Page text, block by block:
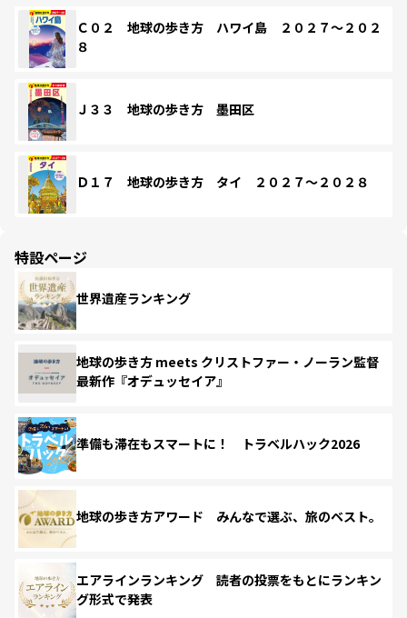
Ｃ０２ 地球の歩き方 ハワイ島 ２０２７～２０２
８
Ｊ３３ 地球の歩き方 墨田区
Ｄ１７ 地球の歩き方 タイ ２０２７～２０２８
特設ページ
世界遺産ランキング
地球の歩き方 meets クリストファー・ノーラン監督
最新作『オデュッセイア』
準備も滞在もスマートに！ トラベルハック2026
地球の歩き方アワード みんなで選ぶ、旅のベスト。
エアラインランキング 読者の投票をもとにランキン
グ形式で発表